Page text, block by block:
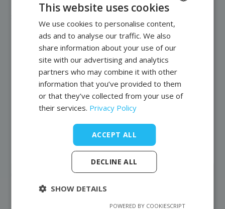
Kolejnym efektem ubocznym, który może się pojawić
nie będziemy unikać ekspozycji na słońce w przeciągu
miesiąca od zabiegu.
Teraz już wybór będzie znacznie prostszy!
Previous post
Latest articles
POLISH
This website uses cookies
We use cookies to personalise content,
ads and to analyse our traffic. We also
share information about your use of our
site with our advertising and analytics
partners who may combine it with other
information that you’ve provided to them
or that they’ve collected from your use of
their services. Privacy Policy
ACCEPT ALL
DECLINE ALL
SHOW DETAILS
POWERED BY COOKIESCRIPT